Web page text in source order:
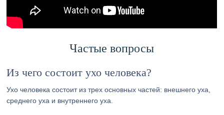
Частые вопросы
Из чего состоит ухо человека?
Ухо человека состоит из трех основных частей: внешнего уха,
среднего уха и внутреннего уха.